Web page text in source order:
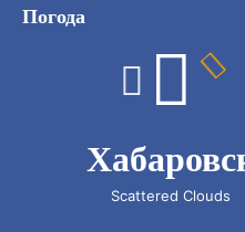
Погода
Scattered Clouds